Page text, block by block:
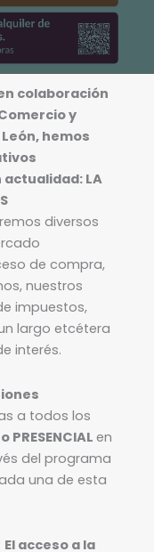
colaboración
y
hemos
LA
diversos
de compra,
nuestros
impuestos,
largo etcétera
interés.
a todos los
en
del programa
una de esta
El acceso a la